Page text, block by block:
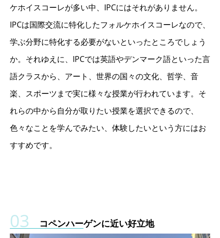
ケホイスコーレが多い中、IPCにはそれがありません。
IPCは国際交流に特化したフォルケホイスコーレなので、
学ぶ分野に特化する必要がないといったところでしょう
か。それゆえに、IPCでは英語やデンマーク語といった言
語クラスから、アート、世界の国々の文化、哲学、音
楽、スポーツまで実に様々な授業が行われています。そ
れらの中から自分が取りたい授業を選択できるので、
色々なことを学んでみたい、体験したいという方にはお
すすめです。
コペンハーゲンに近い好立地